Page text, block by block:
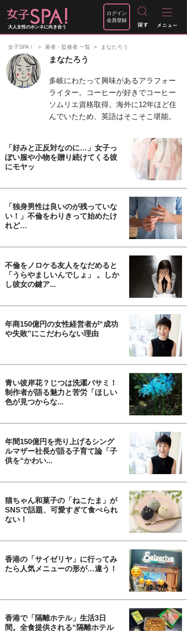
大人女性のホンネに向き合う
ログイン
会員登録
女子SPA！ 著者・監修者 一覧 まなたろう
まなたろう
多岐にわたって興味があるアラフォー
ライター。コーヒーが好きでコーヒー
ソムリエ資格取得。海外に12年ほど住
んでいたため、英語はそこそこ堪能。
「好みと正反対なのに…」女子っ
ぽい服や小物を贈り続けてくる彼
にモヤッ
「独身男性は良いのが残っていな
い！」不倫をわりきって始めたけ
れど…
不倫をノロケる友人をなだめると
「うらやましいんでしょ」 。しか
し彼女の鍵ア...
年商150億円の女性経営者が“成功
や失敗”にこだわらない理由
青い彼岸花？じつは洗濯バサミ！
制作者が語る魅力と苦労「ほしい
色が見つからな...
年間150億円を売り上げるシング
ルマザー社長が語る子育て論「子
供を“かわい...
猫ちゃん和菓子の「ねこたま」が
SNSで話題、可愛すぎて食べられ
ない！
香港の「サイゼリヤ」に行ってみ
たら人気メニューの形が…違う！
香港で「隔離ホテル」生活3日
間。全食提供される“隔離ホテル